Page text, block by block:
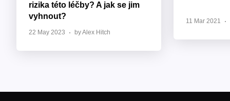
rizika této léčby? A jak se jim
vyhnout?
22 May 2023 by Alex Hitch
11 Mar 2021